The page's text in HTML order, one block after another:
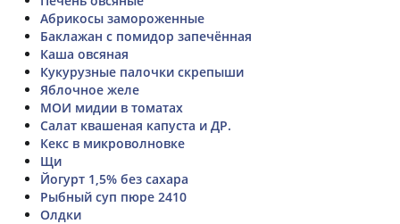
Абрикосы замороженные
Баклажан с помидор запечённая
Каша овсяная
Кукурузные палочки скрепыши
Яблочное желе
МОИ мидии в томатах
Салат квашеная капуста и ДР.
Кекс в микроволновке
Щи
Йогурт 1,5% без сахара
Рыбный суп пюре 2410
Олдки